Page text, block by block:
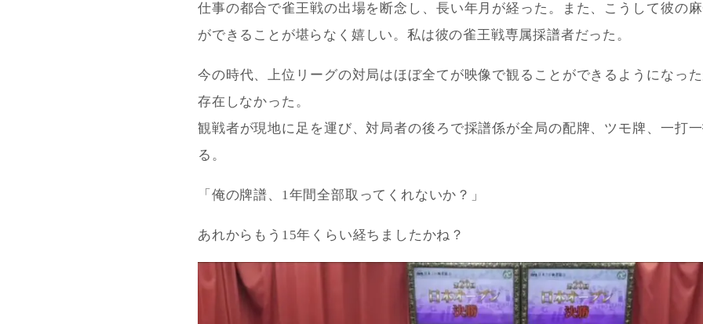
仕事の都合で雀王戦の出場を断念し、長い年月が経った。また、こうして彼の
ができることが堪らなく嬉しい。私は彼の雀王戦専属採譜者だった。
今の時代、上位リーグの対局はほぼ全てが映像で観ることができるようになっ
存在しなかった。
観戦者が現地に足を運び、対局者の後ろで採譜係が全局の配牌、ツモ牌、一打
る。
「俺の牌譜、1年間全部取ってくれないか？」
あれからもう15年くらい経ちましたかね？